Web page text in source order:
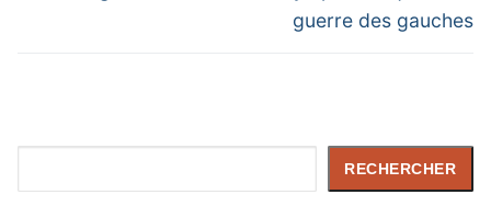
guerre des gauches
RECHERCHER